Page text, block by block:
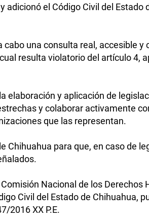
el Código Civil del Estado
una consulta real, accesible
resulta violatorio del artículo 4,
elaboración y aplicación de
y colaborar activamente
que las representan.
Chihuahua para que, en caso de
Nacional de los Derechos
Civil del Estado de Chihuahua,
2016 XX P.E.